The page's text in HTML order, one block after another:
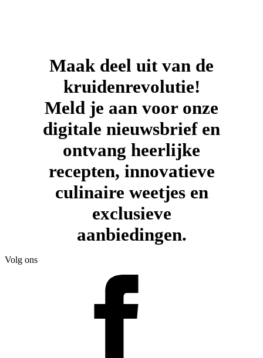
Maak deel uit van de
kruidenrevolutie!
Meld je aan voor onze
digitale nieuwsbrief en
ontvang heerlijke
recepten, innovatieve
culinaire weetjes en
exclusieve
aanbiedingen.
Volg ons